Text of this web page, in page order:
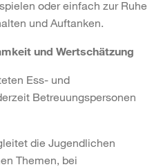
oder einfach zur Ruhe
und Auftanken.
und Wertschätzung
Ess- und
Betreuungspersonen
die Jugendlichen
Themen, bei